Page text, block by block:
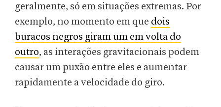
geralmente, só em situações extremas. Por
exemplo, no momento em que dois
buracos negros giram um em volta do
outro, as interações gravitacionais podem
causar um puxão entre eles e aumentar
rapidamente a velocidade do giro.